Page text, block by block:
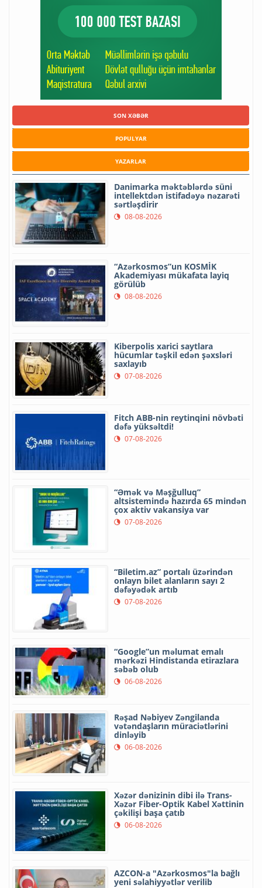
SON XƏBƏR
POPULYAR
YAZARLAR
Danimarka məktəblərdə süni
intellektdən istifadəyə nəzarəti
sərtləşdirir
08-08-2026
“Azərkosmos”un KOSMİK
Akademiyası mükafata layiq
görülüb
08-08-2026
Kiberpolis xarici saytlara
hücumlar təşkil edən şəxsləri
saxlayıb
07-08-2026
Fitch ABB-nin reytinqini növbəti
dəfə yüksəltdi!
07-08-2026
“Əmək və Məşğulluq”
altsistemində hazırda 65 mindən
çox aktiv vakansiya var
07-08-2026
“Biletim.az” portalı üzərindən
onlayn bilet alanların sayı 2
dəfəyədək artıb
07-08-2026
“Google”un məlumat emalı
mərkəzi Hindistanda etirazlara
səbəb olub
06-08-2026
Rəşad Nəbiyev Zəngilanda
vətəndaşların müraciətlərini
dinləyib
06-08-2026
Xəzər dənizinin dibi ilə Trans-
Xəzər Fiber-Optik Kabel Xəttinin
çəkilişi başa çatıb
06-08-2026
AZCON-a "Azərkosmos"la bağlı
yeni səlahiyyətlər verilib